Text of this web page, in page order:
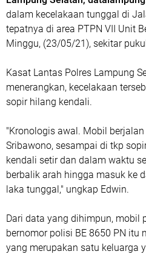
dalam kecelakaan tunggal di
tepatnya di area PTPN VII Unit
Minggu, (23/05/21), sekitar
Kasat Lantas Polres Lampung
menerangkan, kecelakaan
sopir hilang kendali.
"Kronologis awal. Mobil
Sribawono, sesampai di tkp
kendali setir dan dalam waktu
berbalik arah hingga masuk ke
laka tunggal," ungkap Edwin.
Dari data yang dihimpun, mobil
bernomor polisi BE 8650 PN itu
yang merupakan satu keluarga